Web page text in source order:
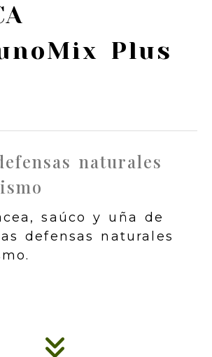
Plus
naturales
saúco y uña de
defensas naturales